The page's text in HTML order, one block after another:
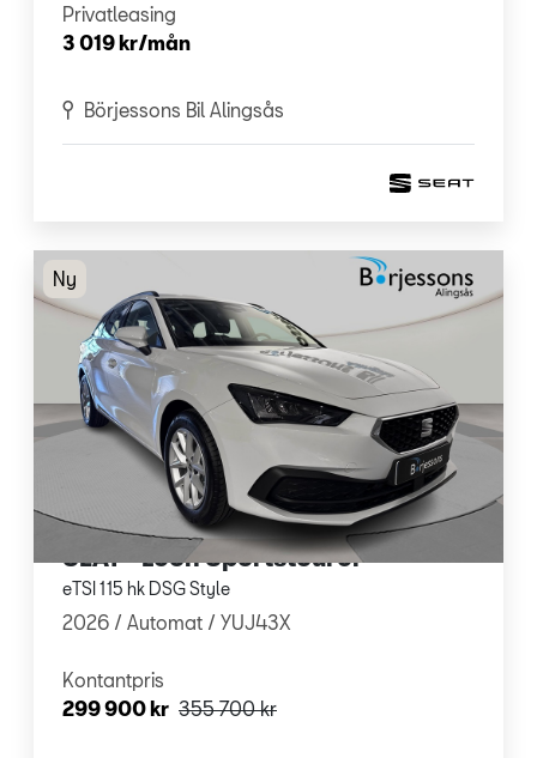
Privatleasing
3 019 kr/mån
Börjessons Bil Alingsås
Ny
SEAT - Leon Sportstourer
eTSI 115 hk DSG Style
2026 / Automat / YUJ43X
Kontantpris
299 900 kr 355 700 kr